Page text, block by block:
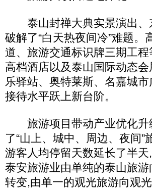
泰山封禅大典实景演出、
破解了“白天热夜间冷”难题
道、旅游交通标识牌三期工
高档酒店以及泰山国际动态
乐驿站、奥特莱斯、名嘉城
接待水平跃上新台阶。
旅游项目带动产业优化升
了“山上、城中、周边、夜间”
游客人均停留天数延长了半
泰安旅游业由单纯的泰山旅
转变,由单一的观光旅游向观